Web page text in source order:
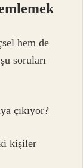
hem de
soruları
çıkıyor?
kişiler